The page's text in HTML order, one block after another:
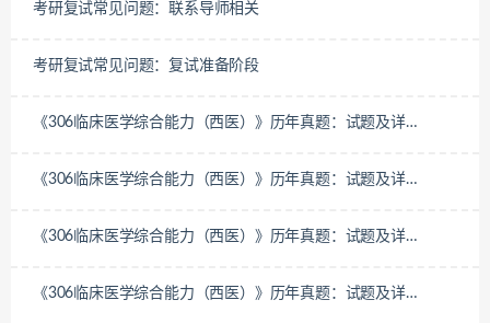
考研复试常见问题：联系导师相关
考研复试常见问题：复试准备阶段
《306临床医学综合能力（西医）》历年真题：试题及详
《306临床医学综合能力（西医）》历年真题：试题及详
《306临床医学综合能力（西医）》历年真题：试题及详
《306临床医学综合能力（西医）》历年真题：试题及详